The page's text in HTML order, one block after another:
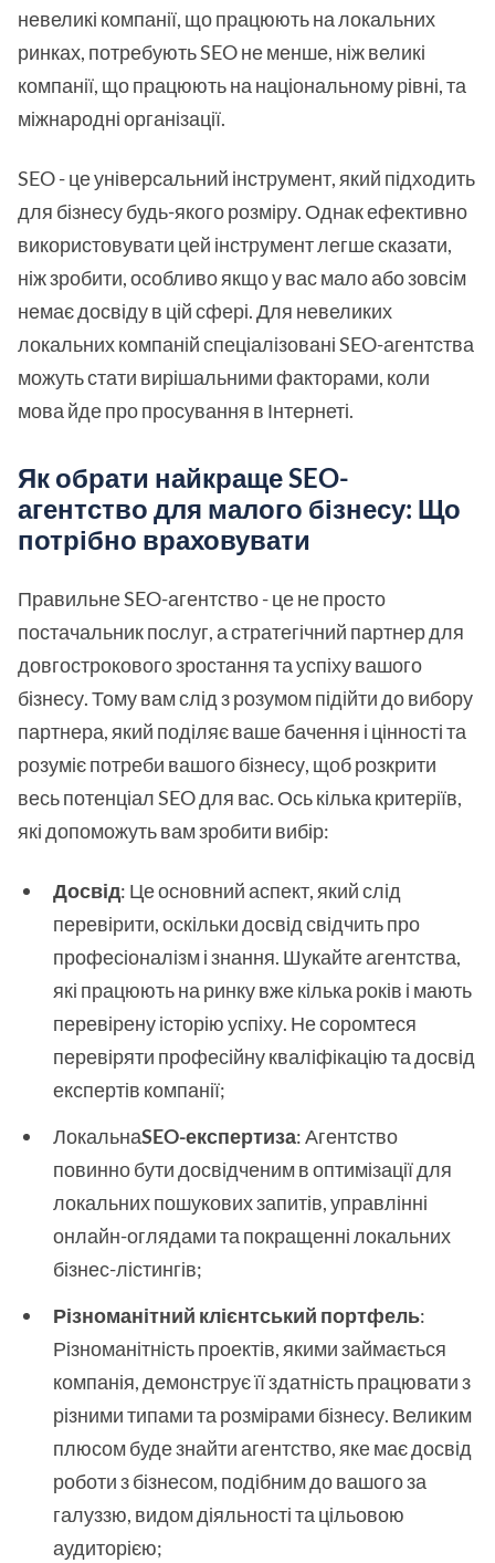
невеликі компанії, що працюють на локальних
ринках, потребують SEO не менше, ніж великі
компанії, що працюють на національному рівні, та
міжнародні організації.
SEO - це універсальний інструмент, який підходить
для бізнесу будь-якого розміру. Однак ефективно
використовувати цей інструмент легше сказати,
ніж зробити, особливо якщо у вас мало або зовсім
немає досвіду в цій сфері. Для невеликих
локальних компаній спеціалізовані SEO-агентства
можуть стати вирішальними факторами, коли
мова йде про просування в Інтернеті.
Як обрати найкраще SEO-
агентство для малого бізнесу: Що
потрібно враховувати
Правильне SEO-агентство - це не просто
постачальник послуг, а стратегічний партнер для
довгострокового зростання та успіху вашого
бізнесу. Тому вам слід з розумом підійти до вибору
партнера, який поділяє ваше бачення і цінності та
розуміє потреби вашого бізнесу, щоб розкрити
весь потенціал SEO для вас. Ось кілька критеріїв,
які допоможуть вам зробити вибір:
Досвід: Це основний аспект, який слід
перевірити, оскільки досвід свідчить про
професіоналізм і знання. Шукайте агентства,
які працюють на ринку вже кілька років і мають
перевірену історію успіху. Не соромтеся
перевіряти професійну кваліфікацію та досвід
експертів компанії;
ЛокальнаSEO-експертиза: Агентство
повинно бути досвідченим в оптимізації для
локальних пошукових запитів, управлінні
онлайн-оглядами та покращенні локальних
бізнес-лістингів;
Різноманітний клієнтський портфель:
Різноманітність проектів, якими займається
компанія, демонструє її здатність працювати з
різними типами та розмірами бізнесу. Великим
плюсом буде знайти агентство, яке має досвід
роботи з бізнесом, подібним до вашого за
галуззю, видом діяльності та цільовою
аудиторією;